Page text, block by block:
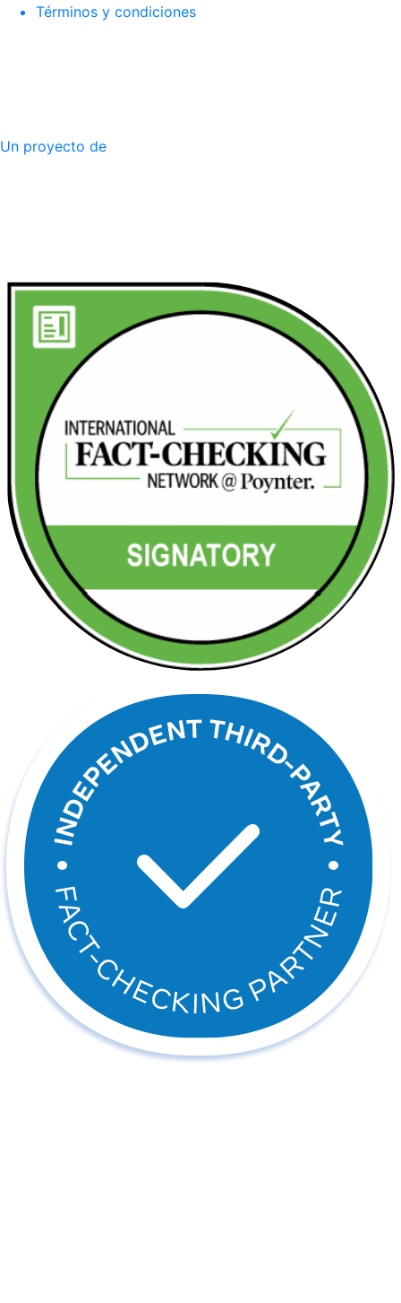
Términos y condiciones
Un proyecto de